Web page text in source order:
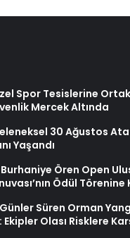
Spor Tesislerine
Mercek Altında
30 Ağustos
Yaşandı
Ören Open
Ödül Törenine
Süren Orman
Ekipler Olası Risklere